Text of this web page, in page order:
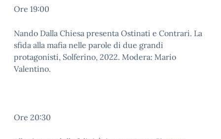
Ore 19:00
Nando Dalla Chiesa presenta Ostinati e Contrari. La
sfida alla mafia nelle parole di due grandi
protagonisti, Solferino, 2022. Modera: Mario
Valentino.
Ore 20:30